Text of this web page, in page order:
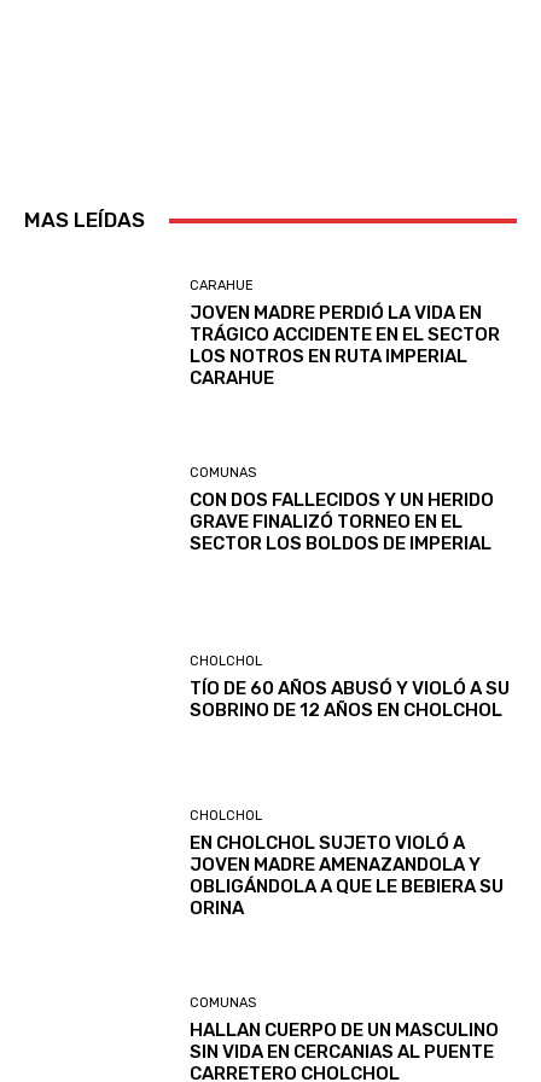
MAS LEÍDAS
CARAHUE
JOVEN MADRE PERDIÓ LA VIDA EN
TRÁGICO ACCIDENTE EN EL SECTOR
LOS NOTROS EN RUTA IMPERIAL
CARAHUE
COMUNAS
CON DOS FALLECIDOS Y UN HERIDO
GRAVE FINALIZÓ TORNEO EN EL
SECTOR LOS BOLDOS DE IMPERIAL
CHOLCHOL
TÍO DE 60 AÑOS ABUSÓ Y VIOLÓ A SU
SOBRINO DE 12 AÑOS EN CHOLCHOL
CHOLCHOL
EN CHOLCHOL SUJETO VIOLÓ A
JOVEN MADRE AMENAZANDOLA Y
OBLIGÁNDOLA A QUE LE BEBIERA SU
ORINA
COMUNAS
HALLAN CUERPO DE UN MASCULINO
SIN VIDA EN CERCANIAS AL PUENTE
CARRETERO CHOLCHOL